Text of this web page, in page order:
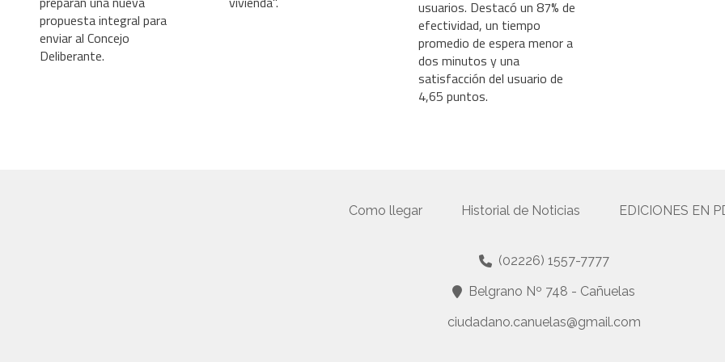
propuesta integral para
enviar al Concejo
Deliberante.
usuarios. Destacó un 87% de
efectividad, un tiempo
promedio de espera menor a
dos minutos y una
satisfacción del usuario de
4,65 puntos.
Como llegar Historial de Noticias EDICIONES EN
(02226) 1557-7777
Belgrano Nº 748 - Cañuelas
ciudadano.canuelas@gmail.com